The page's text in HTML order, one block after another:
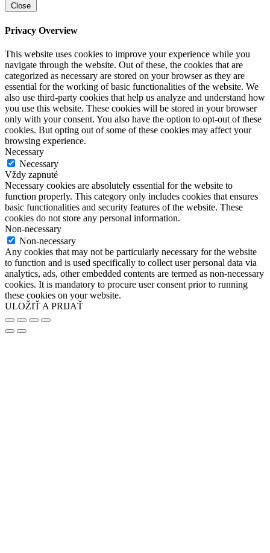
Close
Privacy Overview
This website uses cookies to improve your experience while you
navigate through the website. Out of these, the cookies that are
categorized as necessary are stored on your browser as they are
essential for the working of basic functionalities of the website. We
also use third-party cookies that help us analyze and understand how
you use this website. These cookies will be stored in your browser
only with your consent. You also have the option to opt-out of these
cookies. But opting out of some of these cookies may affect your
browsing experience.
Necessary
Necessary
Vždy zapnuté
Necessary cookies are absolutely essential for the website to
function properly. This category only includes cookies that ensures
basic functionalities and security features of the website. These
cookies do not store any personal information.
Non-necessary
Non-necessary
Any cookies that may not be particularly necessary for the website
to function and is used specifically to collect user personal data via
analytics, ads, other embedded contents are termed as non-necessary
cookies. It is mandatory to procure user consent prior to running
these cookies on your website.
ULOŽIŤ A PRIJAŤ